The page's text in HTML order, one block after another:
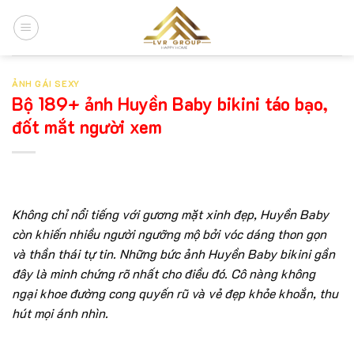
đến
ẢNH GÁI SEXY
Bộ 189+ ảnh Huyền Baby bikini táo bạo,
đốt mắt người xem
Không chỉ nổi tiếng với gương mặt xinh đẹp, Huyền Baby
còn khiến nhiều người ngưỡng mộ bởi vóc dáng thon gọn
và thần thái tự tin. Những bức ảnh Huyền Baby bikini gần
đây là minh chứng rõ nhất cho điều đó. Cô nàng không
ngại khoe đường cong quyến rũ và vẻ đẹp khỏe khoắn, thu
hút mọi ánh nhìn.